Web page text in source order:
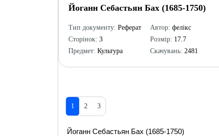
Йоганн Себастьян Бах (1685-1750)
Тип документу: Реферат
Сторінок: 3
Предмет: Культура
Автор: фелікс
Розмір: 17.7
Скачувань: 2481
1 2 3
Йоганн Себастьян Бах (1685-1750)